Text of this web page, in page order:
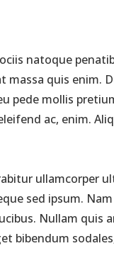
natoque
quis enim.
pede mollis
ac, enim.
ullamcorper
sed ipsum.
Nullam quis
bibendum